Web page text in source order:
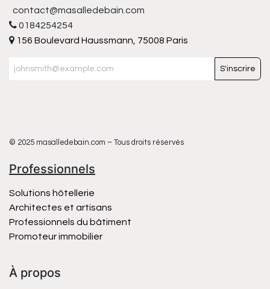
contact@masalledebain.com
0184254254
156 Boulevard Haussmann, 75008 Paris
S'inscrire
© 2025 masalledebain.com – Tous droits réservés
Professionnels
Solutions hôtellerie
Architectes et artisans
Professionnels du bâtiment
Promoteur immobilier
À propos